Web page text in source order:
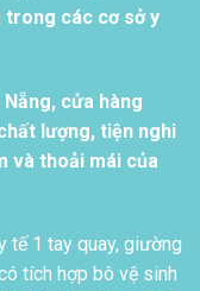
trong các cơ sở y
cửa hàng
lượng, tiện nghi
và thoải mái của
tế 1 tay quay, giường
tích hợp bô vệ sinh